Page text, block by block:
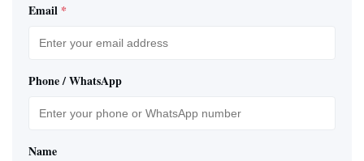
Email *
Phone / WhatsApp
Name